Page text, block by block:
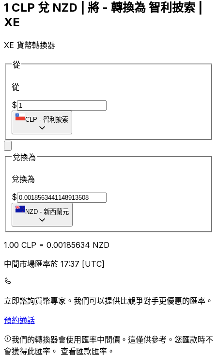
1 CLP 兌 NZD | 將 - 轉換為 智利披索 |
XE
XE 貨幣轉換器
從
從
$
CLP - 智利披索
兌換為
兌換為
$
NZD - 新西蘭元
1.00 CLP = 0.00185634 NZD
中間市場匯率於 17:37 [UTC]
立即諮詢貨幣專家。 我們可以提供比競爭對手更優惠的匯率。
預約通話
我們的轉換器會使用匯率中間價。這僅供參考。您匯款時不
會獲得此匯率。 查看匯款匯率。